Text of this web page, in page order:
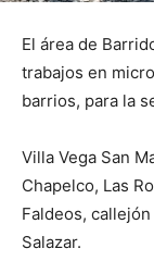
El área de
trabajos en
barrios, para la
Villa Vega San
Chapelco, Las
Faldeos,
Salazar.